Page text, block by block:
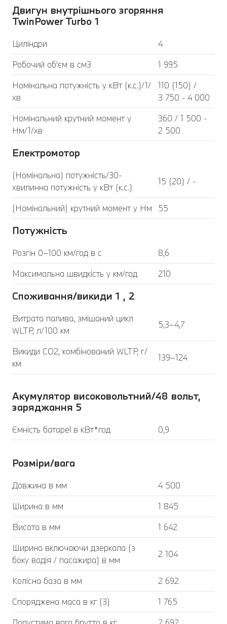
Двигун внутрішнього згоряння
TwinPower Turbo 1
Циліндри
4
Робочий об'єм в см3
1 995
Номінальна потужність у кВт (к.с.)/1/
хв
110 (150) /
3 750 - 4 000
Номінальний крутний момент у
Нм/1/хв
360 / 1 500 -
2 500
Електромотор
(Номінальна) потужність/30-
хвилинна потужність у кВт (к.с.)
15 (20) / -
(Номінальний) крутний момент у Нм 55
Потужність
Розгін 0–100 км/год в с
8,6
Максимальна швидкість у км/год
210
Споживання/викиди 1 , 2
Витрата палива, змішаний цикл
WLTP, л/100 км
5,3–4,7
Викиди CO2, комбінований WLTP, г/
км
139–124
Акумулятор високовольтний/48 вольт,
заряджання 5
Ємність батареї в кВт*год 0,9
Розміри/вага
Довжина в мм
4 500
Ширина в мм
1 845
Висота в мм
1 642
Ширина включаючи дзеркала (з
боку водія / пасажира) в мм
2 104
Колісна база в мм
2 692
Споряджена маса в кг (3)
1 765